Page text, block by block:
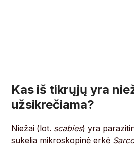
Kas iš tikrųjų yra
užsikrečiama?
Niežai (lot. scabies) yra
sukelia mikroskopinė erkė